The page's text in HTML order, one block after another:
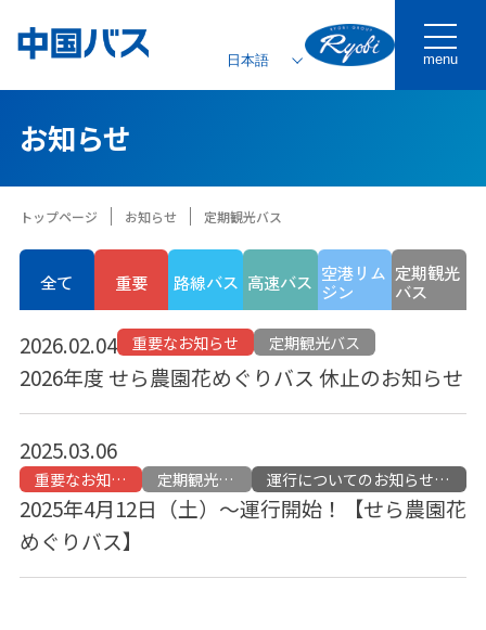
menu
お知らせ
トップページ お知らせ 定期観光バス
全て 重要 路線バス 高速バス 空港リム
ジン
定期観光
バス
2026.02.04 重要なお知らせ 定期観光バス
2026年度 せら農園花めぐりバス 休止のお知らせ
2025.03.06
重要なお知らせ 定期観光バス 運行についてのお知らせ・情報
2025年4月12日（土）～運行開始！【せら農園花
めぐりバス】